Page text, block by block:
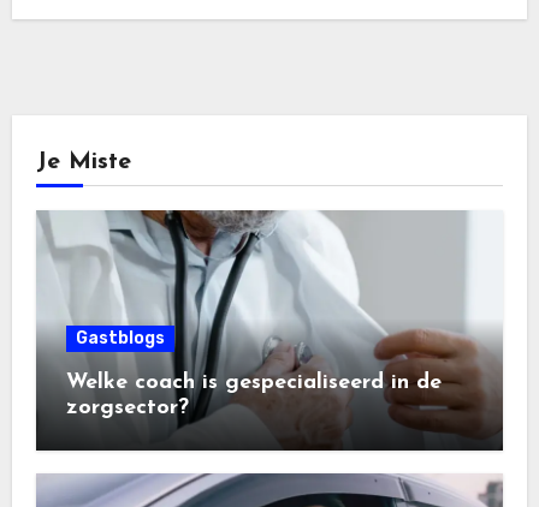
Je Miste
Gastblogs
Welke coach is gespecialiseerd in de
zorgsector?